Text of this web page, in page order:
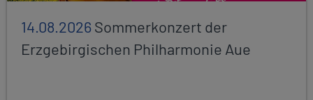
14.08.2026Sommerkonzert der
Erzgebirgischen Philharmonie Aue